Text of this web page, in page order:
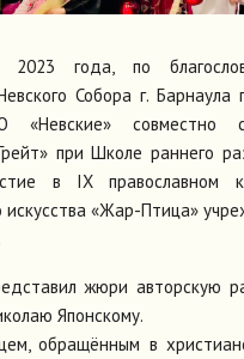
года, по
Собора г. Барнаула
«Невские» совместно
при Школе раннего
в IX православном
искусства «Жар-Птица»
жюри авторскую
Японскому.
обращённым в